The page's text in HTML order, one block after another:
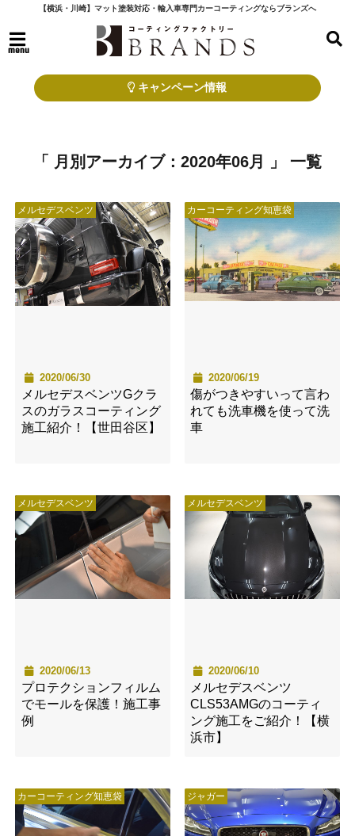
【横浜・川崎】マット塗装対応・輸入車専門カーコーティングならブランズへ
menu
キャンペーン情報
「 月別アーカイブ：2020年06月 」 一覧
メルセデスベンツ
2020/06/30
メルセデスベンツGクラ
スのガラスコーティング
施工紹介！【世田谷区】
カーコーティング知恵袋
2020/06/19
傷がつきやすいって言わ
れても洗車機を使って洗
車
メルセデスベンツ
2020/06/13
プロテクションフィルム
でモールを保護！施工事
例
メルセデスベンツ
2020/06/10
メルセデスベンツ
CLS53AMGのコーティ
ング施工をご紹介！【横
浜市】
カーコーティング知恵袋 ジャガー